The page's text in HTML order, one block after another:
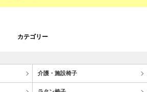
カテゴリー
介護・施設椅子